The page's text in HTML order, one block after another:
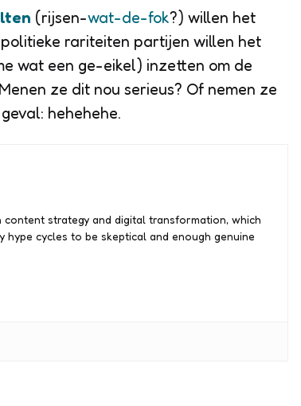
(rijsen-wat-de-fok?) willen het
rariteiten partijen willen het
wat een ge-eikel) inzetten om de
ze dit nou serieus? Of nemen ze
hehehehe.
content strategy and digital transformation, which
hype cycles to be skeptical and enough genuine